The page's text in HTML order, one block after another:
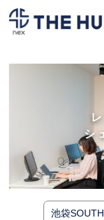
シ
池袋SOUTH